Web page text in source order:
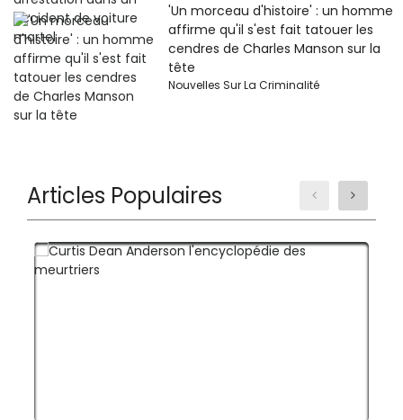
'Un morceau d'histoire' : un homme
affirme qu'il s'est fait tatouer les
cendres de Charles Manson sur la
tête
Nouvelles Sur La Criminalité
Articles Populaires